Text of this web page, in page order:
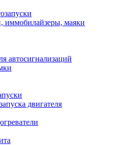
иммобилайзеры, маяки
автосигнализаций
двигателя